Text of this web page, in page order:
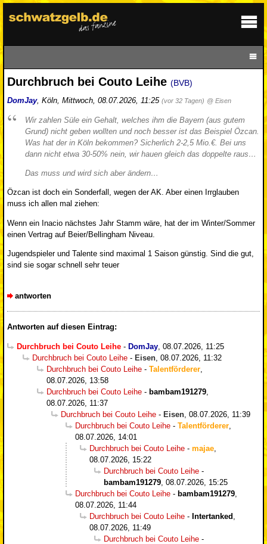
Durchbruch bei Couto Leihe (BVB)
DomJay, Köln, Mittwoch, 08.07.2026, 11:25 (vor 32 Tagen) @ Eisen
Wir zahlen Süle ein Gehalt, welches ihm die Bayern (aus gutem
Grund) nicht geben wollten und noch besser ist das Beispiel Özcan.
Was hat der in Köln bekommen? Sicherlich 2-2,5 Mio.€. Bei uns
dann nicht etwa 30-50% nein, wir hauen gleich das doppelte raus…
Das muss und wird sich aber ändern…
Özcan ist doch ein Sonderfall, wegen der AK. Aber einen Irrglauben
muss ich allen mal ziehen:
Wenn ein Inacio nächstes Jahr Stamm wäre, hat der im Winter/Sommer
einen Vertrag auf Beier/Bellingham Niveau.
Jugendspieler und Talente sind maximal 1 Saison günstig. Sind die gut,
sind sie sogar schnell sehr teuer
antworten
Antworten auf diesen Eintrag:
Durchbruch bei Couto Leihe - DomJay 08.07.2026, 11:25
Durchbruch bei Couto Leihe - Eisen 08.07.2026, 11:32
Durchbruch bei Couto Leihe - Talentförderer
08.07.2026, 13:58
Durchbruch bei Couto Leihe - bambam191279
08.07.2026, 11:37
Durchbruch bei Couto Leihe - Eisen 08.07.2026, 11:39
Durchbruch bei Couto Leihe - Talentförderer
08.07.2026, 14:01
Durchbruch bei Couto Leihe - majae
08.07.2026, 15:22
Durchbruch bei Couto Leihe -
bambam191279 08.07.2026, 15:25
Durchbruch bei Couto Leihe - bambam191279
08.07.2026, 11:44
Durchbruch bei Couto Leihe - Intertanked
08.07.2026, 11:49
Durchbruch bei Couto Leihe -